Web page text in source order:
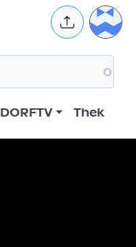
User
DORFTV Thek